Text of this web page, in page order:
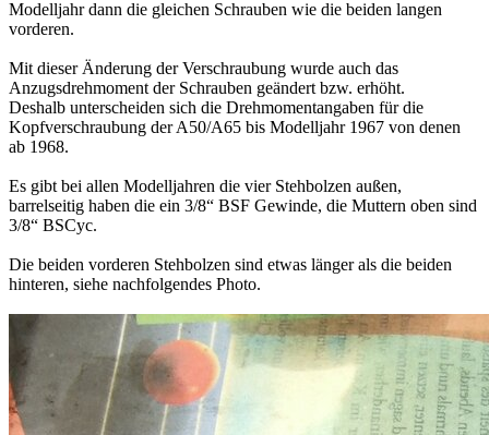
Modelljahr dann die gleichen Schrauben wie die beiden langen
vorderen.
Mit dieser Änderung der Verschraubung wurde auch das
Anzugsdrehmoment der Schrauben geändert bzw. erhöht.
Deshalb unterscheiden sich die Drehmomentangaben für die
Kopfverschraubung der A50/A65 bis Modelljahr 1967 von denen
ab 1968.
Es gibt bei allen Modelljahren die vier Stehbolzen außen,
barrelseitig haben die ein 3/8“ BSF Gewinde, die Muttern oben sind
3/8“ BSCyc.
Die beiden vorderen Stehbolzen sind etwas länger als die beiden
hinteren, siehe nachfolgendes Photo.